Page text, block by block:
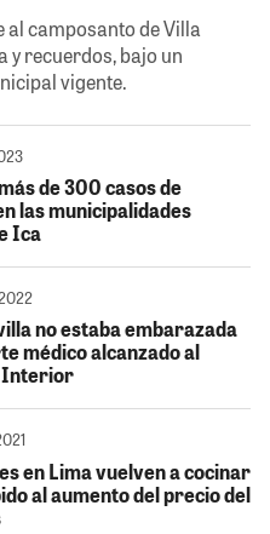
al camposanto de Villa
y recuerdos, bajo un
vigente.
de 300 casos de
las municipalidades
Ica
no estaba embarazada
médico alcanzado al
Interior
en Lima vuelven a cocinar
al aumento del precio del